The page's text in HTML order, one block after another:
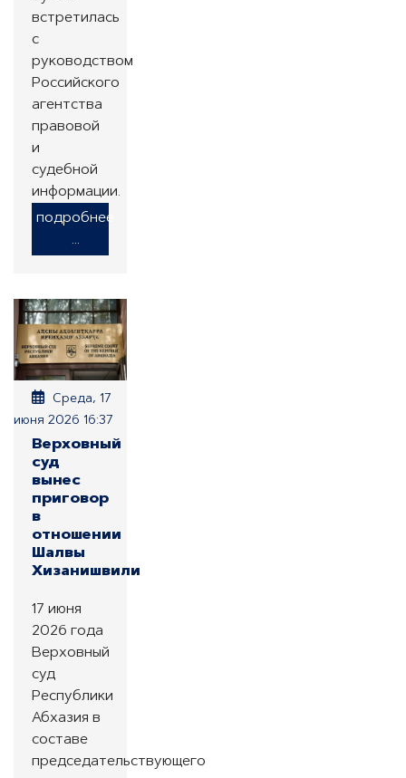
встретилась
с
руководством
Российского
агентства
правовой
и
судебной
информации.
подробнее
...
Среда, 17
июня 2026 16:37
Верховный
суд
вынес
приговор
в
отношении
Шалвы
Хизанишвили
17 июня
2026 года
Верховный
суд
Республики
Абхазия в
составе
председательствующего